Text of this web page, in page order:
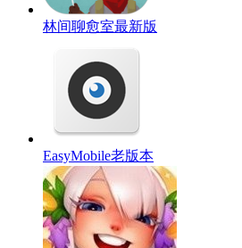
林间聊愈室最新版
EasyMobile老版本